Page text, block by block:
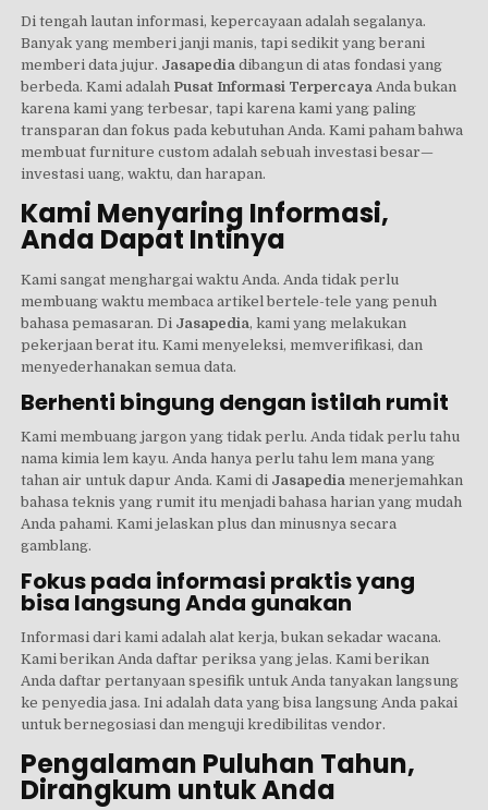
Di tengah lautan informasi, kepercayaan adalah segalanya.
Banyak yang memberi janji manis, tapi sedikit yang berani
memberi data jujur. Jasapedia dibangun di atas fondasi yang
berbeda. Kami adalah Pusat Informasi Terpercaya Anda bukan
karena kami yang terbesar, tapi karena kami yang paling
transparan dan fokus pada kebutuhan Anda. Kami paham bahwa
membuat furniture custom adalah sebuah investasi besar—
investasi uang, waktu, dan harapan.
Kami Menyaring Informasi,
Anda Dapat Intinya
Kami sangat menghargai waktu Anda. Anda tidak perlu
membuang waktu membaca artikel bertele-tele yang penuh
bahasa pemasaran. Di Jasapedia, kami yang melakukan
pekerjaan berat itu. Kami menyeleksi, memverifikasi, dan
menyederhanakan semua data.
Berhenti bingung dengan istilah rumit
Kami membuang jargon yang tidak perlu. Anda tidak perlu tahu
nama kimia lem kayu. Anda hanya perlu tahu lem mana yang
tahan air untuk dapur Anda. Kami di Jasapedia menerjemahkan
bahasa teknis yang rumit itu menjadi bahasa harian yang mudah
Anda pahami. Kami jelaskan plus dan minusnya secara
gamblang.
Fokus pada informasi praktis yang
bisa langsung Anda gunakan
Informasi dari kami adalah alat kerja, bukan sekadar wacana.
Kami berikan Anda daftar periksa yang jelas. Kami berikan
Anda daftar pertanyaan spesifik untuk Anda tanyakan langsung
ke penyedia jasa. Ini adalah data yang bisa langsung Anda pakai
untuk bernegosiasi dan menguji kredibilitas vendor.
Pengalaman Puluhan Tahun,
Dirangkum untuk Anda